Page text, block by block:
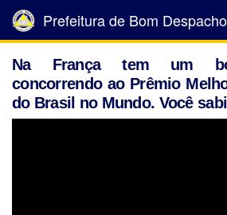
Prefeitura de Bom Despacho
Na França tem um
concorrendo ao Prêmio
do Brasil no Mundo. Você